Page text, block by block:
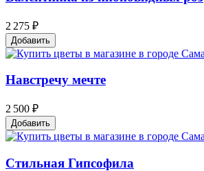
2 275 ₽
Добавить
Навстречу мечте
2 500 ₽
Добавить
Стильная Гипсофила